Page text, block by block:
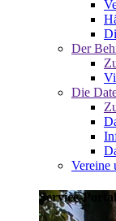
Der
Die
Vereine
Service-Portal